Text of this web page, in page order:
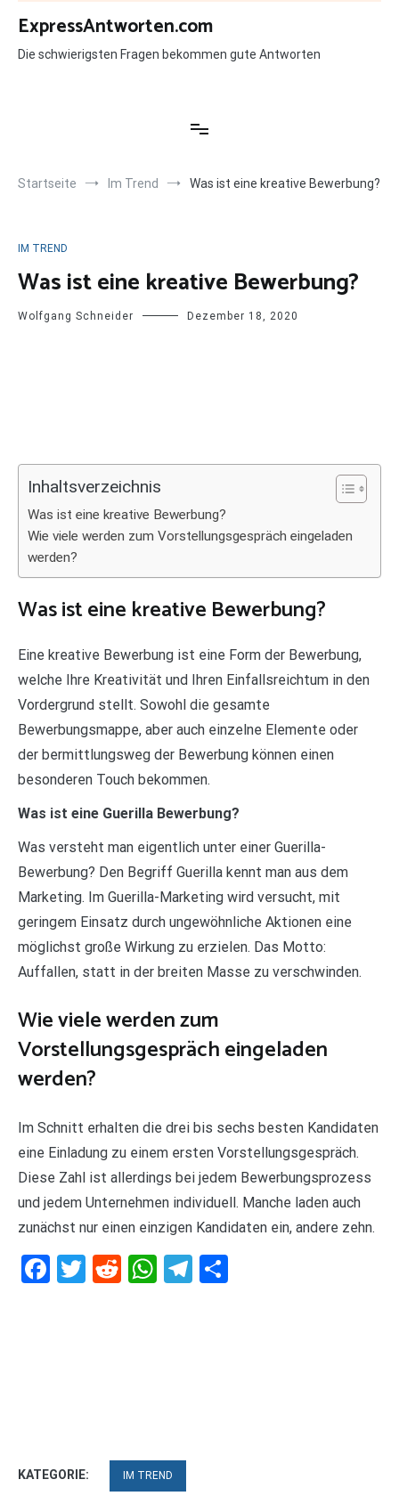
Zum
Inhalt
springen
ExpressAntworten.com
Die schwierigsten Fragen bekommen gute Antworten
Startseite Im Trend Was ist eine kreative Bewerbung?
IM TREND
Was ist eine kreative Bewerbung?
Wolfgang Schneider Dezember 18, 2020
Inhaltsverzeichnis
Was ist eine kreative Bewerbung?
Wie viele werden zum Vorstellungsgespräch eingeladen
werden?
Was ist eine kreative Bewerbung?
Eine kreative Bewerbung ist eine Form der Bewerbung,
welche Ihre Kreativität und Ihren Einfallsreichtum in den
Vordergrund stellt. Sowohl die gesamte
Bewerbungsmappe, aber auch einzelne Elemente oder
der bermittlungsweg der Bewerbung können einen
besonderen Touch bekommen.
Was ist eine Guerilla Bewerbung?
Was versteht man eigentlich unter einer Guerilla-
Bewerbung? Den Begriff Guerilla kennt man aus dem
Marketing. Im Guerilla-Marketing wird versucht, mit
geringem Einsatz durch ungewöhnliche Aktionen eine
möglichst große Wirkung zu erzielen. Das Motto:
Auffallen, statt in der breiten Masse zu verschwinden.
Wie viele werden zum
Vorstellungsgespräch eingeladen
werden?
Im Schnitt erhalten die drei bis sechs besten Kandidaten
eine Einladung zu einem ersten Vorstellungsgespräch.
Diese Zahl ist allerdings bei jedem Bewerbungsprozess
und jedem Unternehmen individuell. Manche laden auch
zunächst nur einen einzigen Kandidaten ein, andere zehn.
Facebook
Twitter
RedditWhatsApp
Telegram
KATEGORIE: IM TREND